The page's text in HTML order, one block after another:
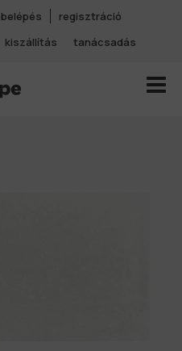
belépés
regisztráció
kiszállítás tanácsadás